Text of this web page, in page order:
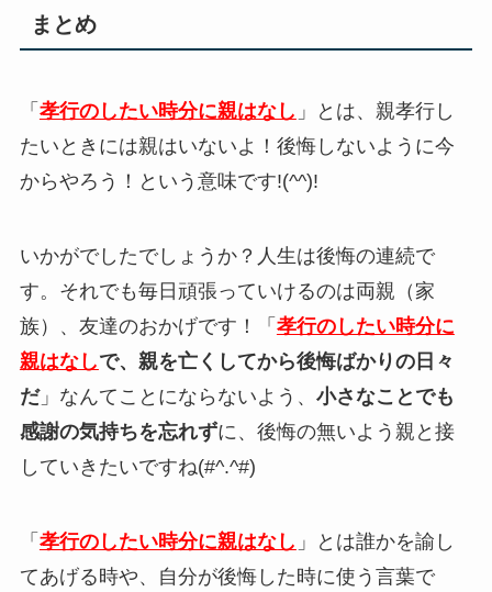
まとめ
「 孝行のしたい時分に親はなし 」とは、親孝行し
たいときには親はいないよ！後悔しないように今
からやろう！という意味です!(^^)!
いかがでしたでしょうか？人生は後悔の連続で
す。それでも毎日頑張っていけるのは両親（家
族）、友達のおかげです！「 孝行のしたい時分に
親はなしで、親を亡くしてから後悔ばかりの日々
だ」なんてことにならないよう、 小さなことでも
感謝の気持ちを忘れずに、後悔の無いよう親と接
していきたいですね(#^.^#)
「 孝行のしたい時分に親はなし 」とは誰かを諭し
てあげる時や、自分が後悔した時に使う言葉で